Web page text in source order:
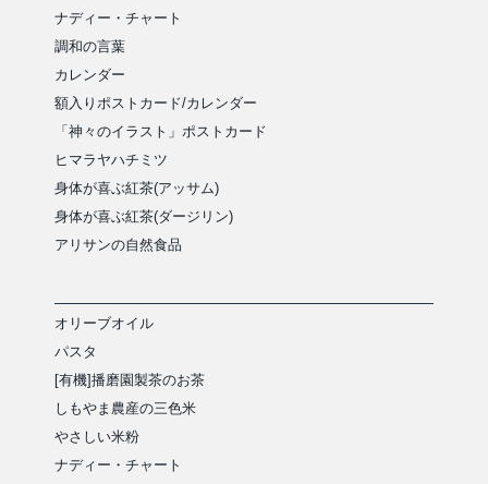
ナディー・チャート
調和の言葉
カレンダー
額入りポストカード/カレンダー
「神々のイラスト」ポストカード
ヒマラヤハチミツ
身体が喜ぶ紅茶(アッサム)
身体が喜ぶ紅茶(ダージリン)
アリサンの自然食品
オリーブオイル
パスタ
[有機]播磨園製茶のお茶
しもやま農産の三色米
やさしい米粉
ナディー・チャート